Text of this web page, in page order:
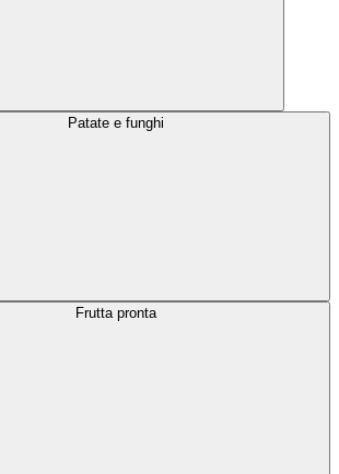
Patate e funghi
Frutta pronta